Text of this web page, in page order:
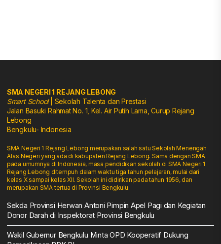
SMA NEGERI 1 REJANG LEBONG
Smart School| Sekolah Talenta dan Prestasi
Jalan Basuki Rahmat No. 1, Kel. Air Putih Lama, Curup Rejang
Lebong
Bengkulu- Indonesia
SMA Negeri 1 Rejang Lebong merupakan salah satu Sekolah Menengah
Atas Negeri yang ada di kabupaten Rejang Lebong. Sama dengan SMA
pada umumnya di Indonesia, masa pendidikan sekolah di SMA Negeri 1
Rejang Lebong ditempuh dalam waktu tiga tahun pelajaran, mulai dari
kelas X sampai kelas XII. Sekolah ini didirikan pada tahun 1956, dan
merupakan SMA tertua di Provinsi Bengkulu.
Sekda Provinsi Herwan Antoni Pimpin Apel Pagi dan Kegiatan
Donor Darah di Inspektorat Provinsi Bengkulu
Wakil Gubernur Bengkulu Minta OPD Kooperatif Dukung